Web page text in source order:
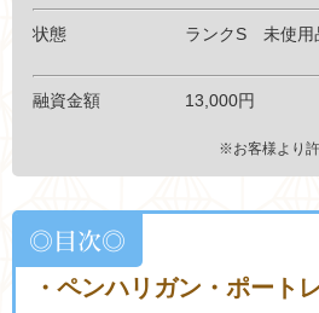
状態 ランクS 未使用
融資金額 13,000円
※お客様より許
◎目次◎
・ペンハリガン・ポート